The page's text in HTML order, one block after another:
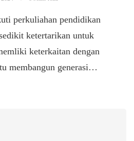
perkuliahan pendidikan
ketertarikan untuk
keterkaitan dengan
membangun generasi…